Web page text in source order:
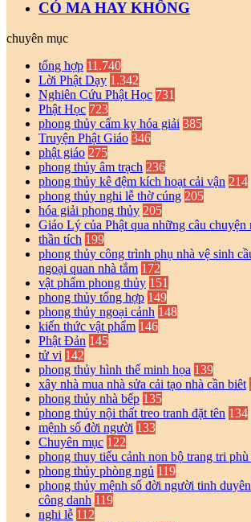
CÓ MA HAY KHÔNG
chuyên mục
tổng hợp 11.740
Lời Phật Dạy 1.342
Nghiên Cứu Phật Học 731
Phật Học 723
phong thủy cấm kỵ hóa giải 385
Truyện Phật Giáo 346
phật giáo 275
phong thủy âm trạch 236
phong thủy kê đệm kích hoạt cải vận 214
phong thủy nghi lễ thờ cúng 205
hóa giải phong thủy 205
Giáo Lý của Phật qua những câu chuyện
thần tích 199
phong thủy công trình phụ nhà vệ sinh
ngoại quan nhà tắm 172
vật phẩm phong thủy 151
phong thủy tổng hợp 149
phong thủy ngoại cảnh 148
kiến thức vật phẩm 146
Phật Đản 145
tử vi 142
phong thủy hình thế minh họa 139
xây nhà mua nhà sửa cải tạo nhà cần biêt
phong thủy nhà bếp 135
phong thủy nội thất treo tranh đặt tên 134
mệnh số đời người 133
Chuyên mục 122
phong thuy tiểu cảnh non bộ trang tri
phong thủy phòng ngủ 119
phong thủy mệnh số đời người tinh
công danh 119
nghi lễ 112